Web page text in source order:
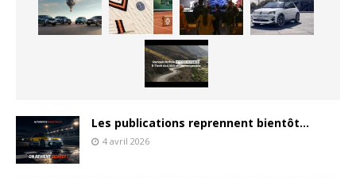
Les publications reprennent bientôt…
4 avril 2026